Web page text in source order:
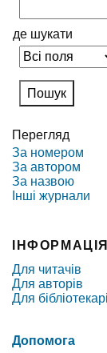
де шукати
Перегляд
За номером
За автором
За назвою
Інші журнали
ІНФОРМАЦІЯ
Для читачів
Для авторів
Для
Допомога